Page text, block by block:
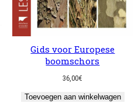
Gids voor Europese
boomschors
36,00€
Toevoegen aan winkelwagen